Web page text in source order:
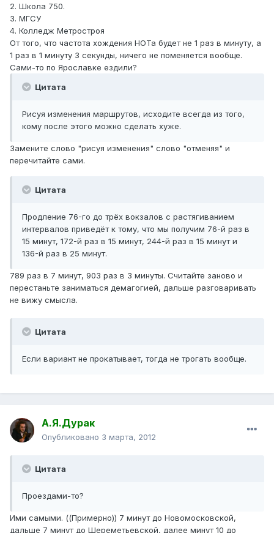
2. Школа 750.
3. МГСУ
4. Колледж Метростроя
От того, что частота хождения НОТа будет не 1 раз в минуту, а
1 раз в 1 минуту 3 секунды, ничего не поменяется вообще.
Сами-то по Ярославке ездили?
Цитата
Рисуя изменения маршрутов, исходите всегда из того,
кому после этого можно сделать хуже.
Замените слово "рисуя изменения" слово "отменяя" и
перечитайте сами.
Цитата
Продление 76-го до трёх вокзалов с растягиванием
интервалов приведёт к тому, что мы получим 76-й раз в
15 минут, 172-й раз в 15 минут, 244-й раз в 15 минут и
136-й раз в 25 минут.
789 раз в 7 минут, 903 раз в 3 минуты. Считайте заново и
перестаньте заниматься демагогией, дальше разговаривать
не вижу смысла.
Цитата
Если вариант не прокатывает, тогда не трогать вообще.
А.Я.Дурак
Опубликовано 3 марта, 2012
Цитата
Проездами-то?
Ими самыми. ((Примерно)) 7 минут до Новомосковской,
дальше 7 минут до Шереметьевской, далее минут 10 до